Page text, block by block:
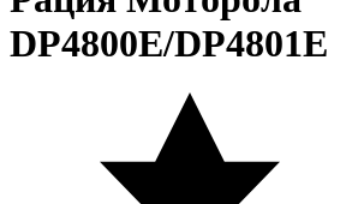
DP4800E/DP4801E